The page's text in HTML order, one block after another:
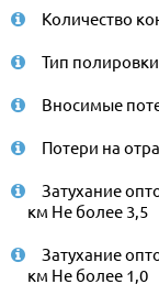
Количество
Тип
Вносимые
Потери на
Затухание
км Не более 3,5
Затухание
км Не более 1,0